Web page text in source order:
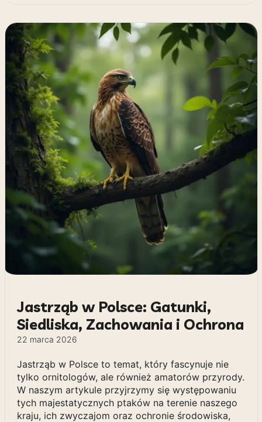
Jastrząb w Polsce: Gatunki,
Siedliska, Zachowania i Ochrona
22 marca 2026
Jastrząb w Polsce to temat, który fascynuje nie
tylko ornitologów, ale również amatorów przyrody.
W naszym artykule przyjrzymy się występowaniu
tych majestatycznych ptaków na terenie naszego
kraju, ich zwyczajom oraz ochronie środowiska,